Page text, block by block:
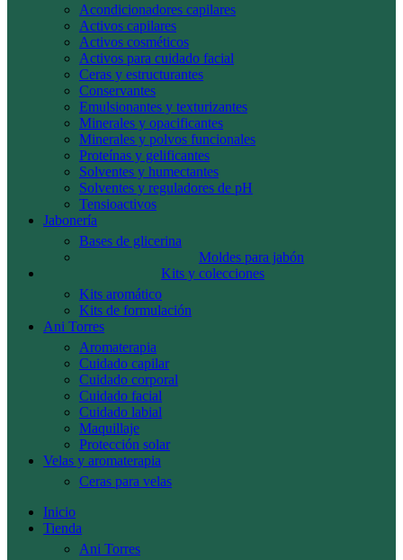
Acondicionadores capilares
Activos capilares
Activos cosméticos
Activos para cuidado facial
Ceras y estructurantes
Conservantes
Emulsionantes y texturizantes
Minerales y opacificantes
Minerales y polvos funcionales
Proteínas y gelificantes
Solventes y humectantes
Solventes y reguladores de pH
Tensioactivos
Jabonería
Bases de glicerina
Moldes para jabón
Kits y colecciones
Kits aromático
Kits de formulación
Ani Torres
Aromaterapia
Cuidado capilar
Cuidado corporal
Cuidado facial
Cuidado labial
Maquillaje
Protección solar
Velas y aromaterapia
Ceras para velas
Inicio
Tienda
Ani Torres